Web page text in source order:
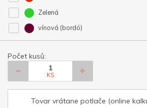
Zelená
vínová (bordó)
Počet kusů:
KS
Tovar vrátane potlače (online